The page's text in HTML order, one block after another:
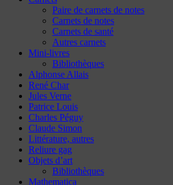
Paire de carnets de notes
Carnets de notes
Carnets de santé
Autres carnets
Mini-livres
Bibliothèques
Alphonse Allais
René Char
Jules Verne
Patrice Louis
Charles Péguy
Claude Simon
Littérature, autres
Reliure gag
Objets d’art
Bibliothèques
Mathematica